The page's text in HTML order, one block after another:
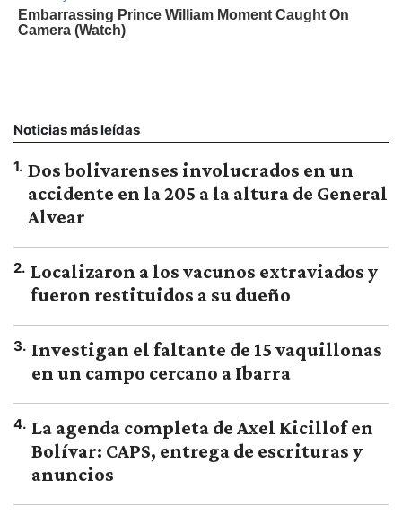
Noticias más leídas
1. Dos bolivarenses involucrados en un
accidente en la 205 a la altura de General
Alvear
2. Localizaron a los vacunos extraviados y
fueron restituidos a su dueño
3. Investigan el faltante de 15 vaquillonas
en un campo cercano a Ibarra
4. La agenda completa de Axel Kicillof en
Bolívar: CAPS, entrega de escrituras y
anuncios